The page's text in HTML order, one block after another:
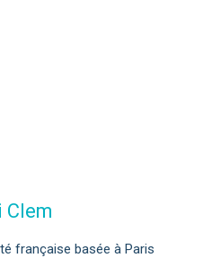
Clem
française basée à Paris